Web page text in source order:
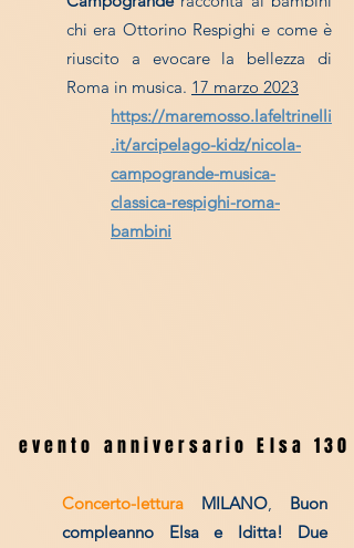
chi era Ottorino Respighi e come è
riuscito a evocare la bellezza di
Roma in musica. 17 marzo 2023
https://maremosso.lafeltrinelli
.it/arcipelago-kidz/nicola-
campogrande-musica-
classica-respighi-roma-
bambini
evento anniversario Elsa 130
evento anniversario Elsa 130
Concerto-lettura MILANO
Buon
compleanno Elsa e Iditta! Due